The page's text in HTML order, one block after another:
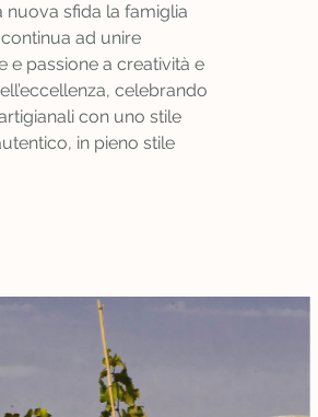
nuova sfida la famiglia
ad unire
e passione a creatività e
celebrando
con uno stile
in pieno stile